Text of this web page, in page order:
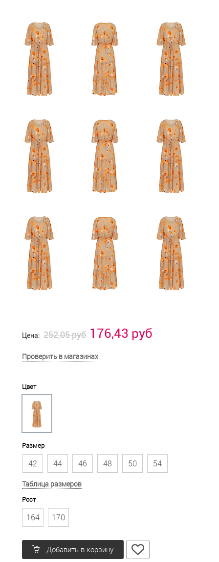
Цена: 252,05 руб 176,43 руб
Проверить в магазинах
Цвет
Размер
42 44 46 48 50 54
Таблица размеров
Рост
164 170
Добавить в корзину